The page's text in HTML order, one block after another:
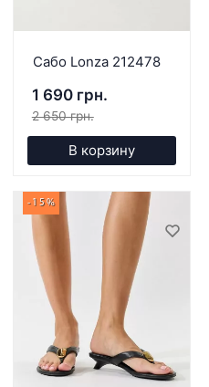
Сабо Lonza 212478
1 690 грн.
2 650 грн.
В корзину
-15%